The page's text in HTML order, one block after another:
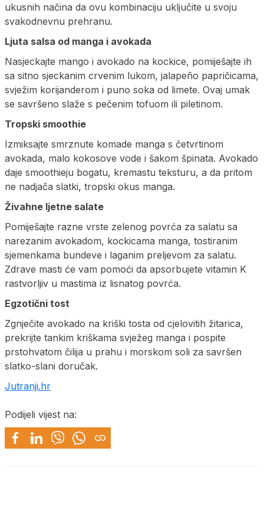
ukusnih načina da ovu kombinaciju uključite u svoju
svakodnevnu prehranu.
Ljuta salsa od manga i avokada
Nasjeckajte mango i avokado na kockice, pomiješajte ih
sa sitno sjeckanim crvenim lukom, jalapeño papričicama,
svježim korijanderom i puno soka od limete. Ovaj umak
se savršeno slaže s pečenim tofuom ili piletinom.
Tropski smoothie
Izmiksajte smrznute komade manga s četvrtinom
avokada, malo kokosove vode i šakom špinata. Avokado
daje smoothieju bogatu, kremastu teksturu, a da pritom
ne nadjača slatki, tropski okus manga.
Živahne ljetne salate
Pomiješajte razne vrste zelenog povrća za salatu sa
narezanim avokadom, kockicama manga, tostiranim
sjemenkama bundeve i laganim preljevom za salatu.
Zdrave masti će vam pomoći da apsorbujete vitamin K
rastvorljiv u mastima iz lisnatog povrća.
Egzotični tost
Zgnječite avokado na kriški tosta od cjelovitih žitarica,
prekrijte tankim kriškama svježeg manga i pospite
prstohvatom čilija u prahu i morskom soli za savršen
slatko-slani doručak.
Jutranji.hr
Podijeli vijest na: